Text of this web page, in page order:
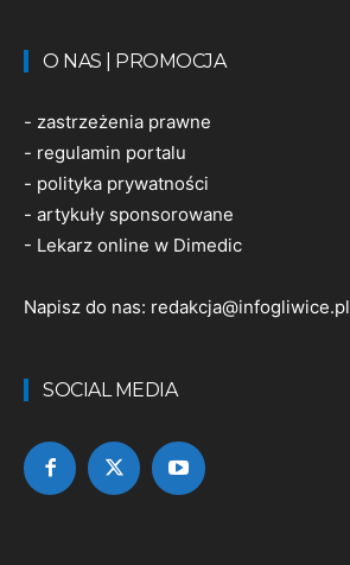
O NAS | PROMOCJA
- zastrzeżenia prawne
- regulamin portalu
- polityka prywatności
- artykuły sponsorowane
- Lekarz online w Dimedic
Napisz do nas: redakcja@infogliwice.pl
SOCIAL MEDIA